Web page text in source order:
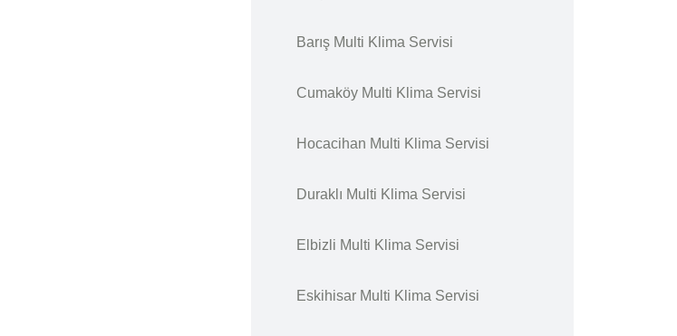
Barış Multi Klima Servisi
Cumaköy Multi Klima Servisi
Hocacihan Multi Klima Servisi
Duraklı Multi Klima Servisi
Elbizli Multi Klima Servisi
Eskihisar Multi Klima Servisi